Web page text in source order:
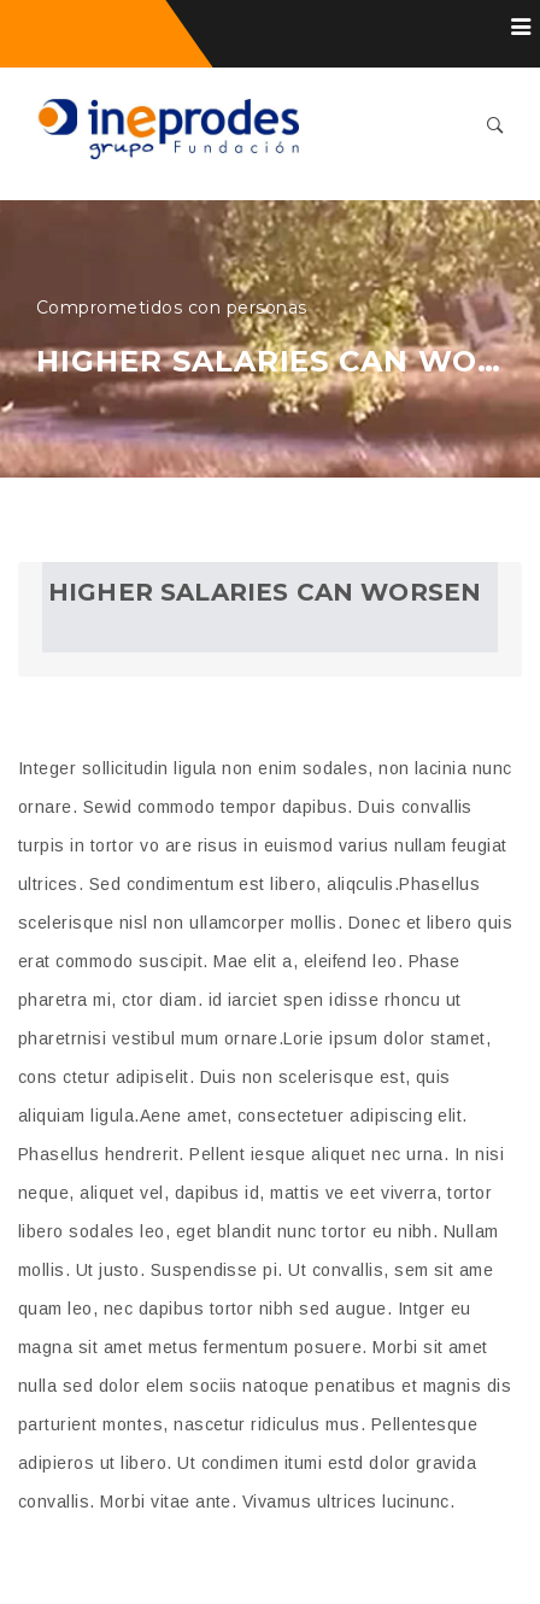
Comprometidos con personas
HIGHER SALARIES CAN WORSEN
HIGHER SALARIES CAN WORSEN
Integer sollicitudin ligula non enim sodales, non lacinia nunc
ornare. Sewid commodo tempor dapibus. Duis convallis
turpis in tortor vo are risus in euismod varius nullam feugiat
ultrices. Sed condimentum est libero, aliqculis.Phasellus
scelerisque nisl non ullamcorper mollis. Donec et libero quis
erat commodo suscipit. Mae elit a, eleifend leo. Phase
pharetra mi, ctor diam. id iarciet spen idisse rhoncu ut
pharetrnisi vestibul mum ornare.Lorie ipsum dolor stamet,
cons ctetur adipiselit. Duis non scelerisque est, quis
aliquiam ligula.Aene amet, consectetuer adipiscing elit.
Phasellus hendrerit. Pellent iesque aliquet nec urna. In nisi
neque, aliquet vel, dapibus id, mattis ve eet viverra, tortor
libero sodales leo, eget blandit nunc tortor eu nibh. Nullam
mollis. Ut justo. Suspendisse pi. Ut convallis, sem sit ame
quam leo, nec dapibus tortor nibh sed augue. Intger eu
magna sit amet metus fermentum posuere. Morbi sit amet
nulla sed dolor elem sociis natoque penatibus et magnis dis
parturient montes, nascetur ridiculus mus. Pellentesque
adipieros ut libero. Ut condimen itumi estd dolor gravida
convallis. Morbi vitae ante. Vivamus ultrices lucinunc.